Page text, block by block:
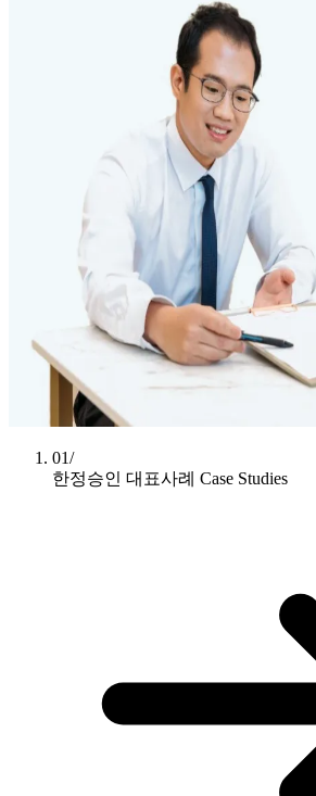
01/
한정승인 대표사례 Case Studies